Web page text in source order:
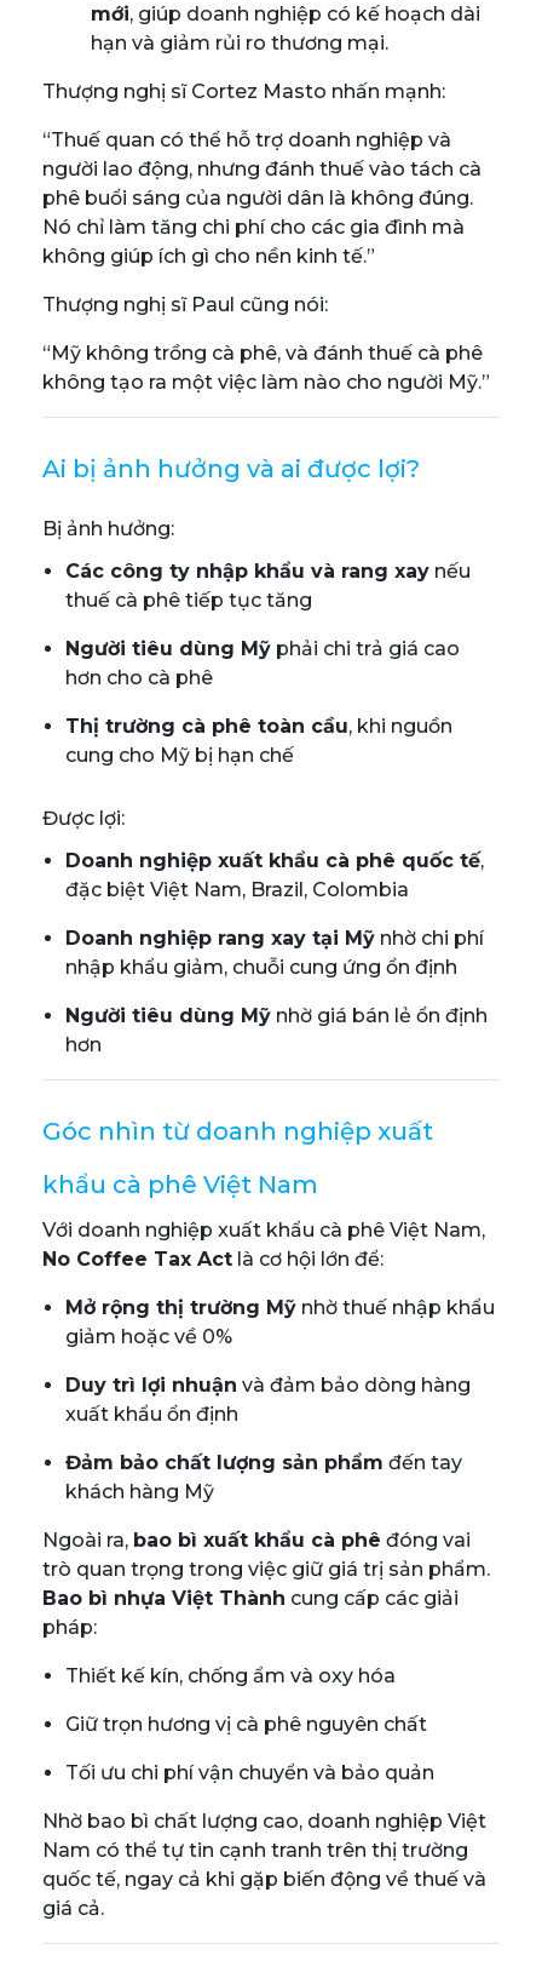
mới, giúp doanh nghiệp có kế hoạch dài
hạn và giảm rủi ro thương mại.
Thượng nghị sĩ Cortez Masto nhấn mạnh:
“Thuế quan có thể hỗ trợ doanh nghiệp và
người lao động, nhưng đánh thuế vào tách cà
phê buổi sáng của người dân là không đúng.
Nó chỉ làm tăng chi phí cho các gia đình mà
không giúp ích gì cho nền kinh tế.”
Thượng nghị sĩ Paul cũng nói:
“Mỹ không trồng cà phê, và đánh thuế cà phê
không tạo ra một việc làm nào cho người Mỹ.”
Ai bị ảnh hưởng và ai được lợi?
Bị ảnh hưởng:
Các công ty nhập khẩu và rang xaynếu
thuế cà phê tiếp tục tăng
Người tiêu dùng Mỹphải chi trả giá cao
hơn cho cà phê
Thị trường cà phê toàn cầu, khi nguồn
cung cho Mỹ bị hạn chế
Được lợi:
Doanh nghiệp xuất khẩu cà phê quốc tế,
đặc biệt Việt Nam, Brazil, Colombia
Doanh nghiệp rang xay tại Mỹnhờ chi phí
nhập khẩu giảm, chuỗi cung ứng ổn định
Người tiêu dùng Mỹnhờ giá bán lẻ ổn định
hơn
Góc nhìn từ doanh nghiệp xuất
khẩu cà phê Việt Nam
Với doanh nghiệp xuất khẩu cà phê Việt Nam,
No Coffee Tax Act là cơ hội lớn để:
Mở rộng thị trường Mỹnhờ thuế nhập khẩu
giảm hoặc về 0%
Duy trì lợi nhuận và đảm bảo dòng hàng
xuất khẩu ổn định
Đảm bảo chất lượng sản phẩm đến tay
khách hàng Mỹ
Ngoài ra, bao bì xuất khẩu cà phê đóng vai
trò quan trọng trong việc giữ giá trị sản phẩm.
Bao bì nhựa Việt Thành cung cấp các giải
pháp:
Thiết kế kín, chống ẩm và oxy hóa
Giữ trọn hương vị cà phê nguyên chất
Tối ưu chi phí vận chuyển và bảo quản
Nhờ bao bì chất lượng cao, doanh nghiệp Việt
Nam có thể tự tin cạnh tranh trên thị trường
quốc tế, ngay cả khi gặp biến động về thuế và
giá cả.